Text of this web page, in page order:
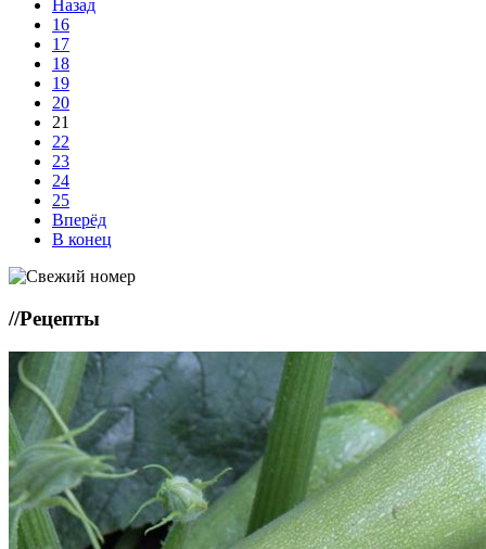
Назад
16
17
18
19
20
21
22
23
24
25
Вперёд
В конец
//Рецепты